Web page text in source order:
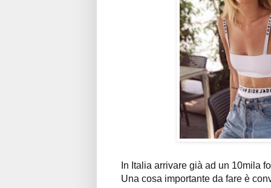
In Italia arrivare già ad un 10mila
Una cosa importante da fare è